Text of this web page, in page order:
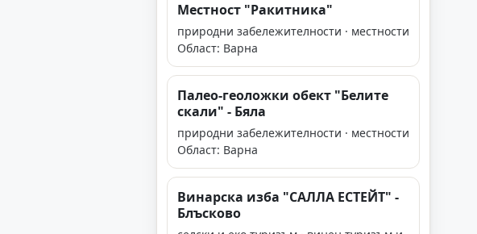
Местност "Ракитника"
природни забележителности · местности
Област: Варна
Палео-геоложки обект "Белите
скали" - Бяла
природни забележителности · местности
Област: Варна
Винарска изба "САЛЛА ЕСТЕЙТ" -
Блъсково